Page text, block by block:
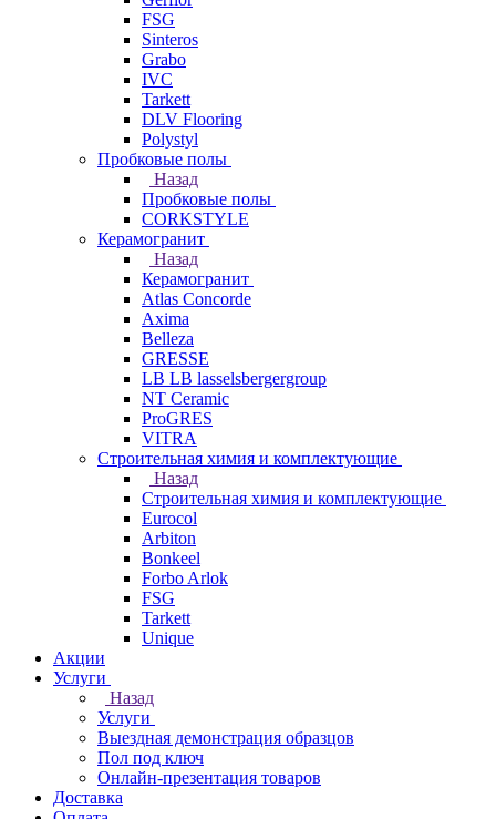
FSG
Sinteros
Grabo
IVC
Tarkett
DLV Flooring
Polystyl
Пробковые полы
Назад
Пробковые полы
CORKSTYLE
Керамогранит
Назад
Керамогранит
Atlas Concorde
Axima
Belleza
GRESSE
LB LB lasselsbergergroup
NT Ceramic
ProGRES
VITRA
Строительная химия и комплектующие
Назад
Строительная химия и комплектующие
Eurocol
Arbiton
Bonkeel
Forbo Arlok
FSG
Tarkett
Unique
Акции
Услуги
Назад
Услуги
Выездная демонстрация образцов
Пол под ключ
Онлайн-презентация товаров
Доставка